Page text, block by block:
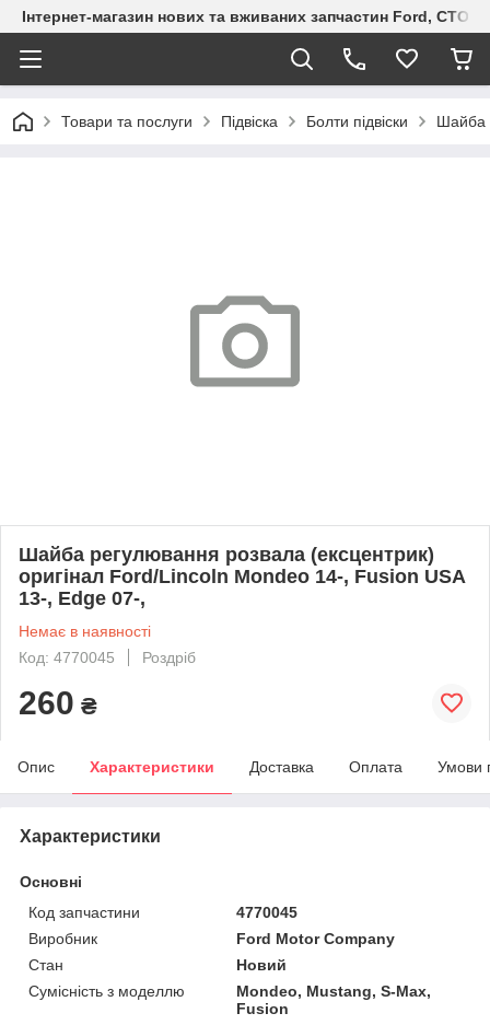
Інтернет-магазин нових та вживаних запчастин Ford, СТО
Товари та послуги Підвіска Болти підвіски Шайба
Шайба регулювання розвала (ексцентрик)
оригінал Ford/Lincoln Mondeo 14-, Fusion USA
13-, Edge 07-,
Немає в наявності
Код: 4770045
Роздріб
260 ₴
Опис Характеристики Доставка Оплата Умови
Характеристики
Основні
Код запчастини
4770045
Виробник
Ford Motor Company
Стан
Новий
Сумісність з моделлю
Mondeo, Mustang, S-Max,
Fusion